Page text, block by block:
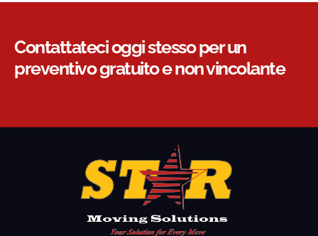
Contattateci oggi stesso per un
preventivo gratuito e non vincolante